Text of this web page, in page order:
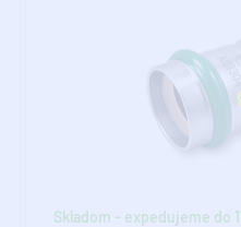
Skladom - expedujeme do